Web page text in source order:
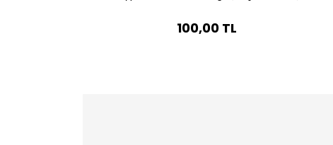
100,00 TL